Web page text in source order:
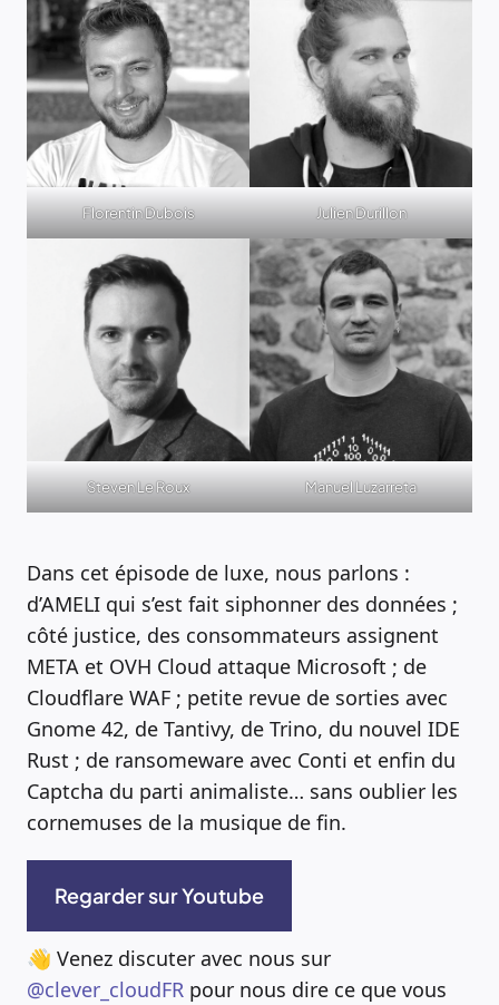
LINK
EMBED
Florentin Dubois Julien Durillon
Steven Le Roux Manuel Luzarreta
Dans cet épisode de luxe, nous parlons :
d’AMELI qui s’est fait siphonner des données ;
côté justice, des consommateurs assignent
META et OVH Cloud attaque Microsoft ; de
Cloudflare WAF ; petite revue de sorties avec
Gnome 42, de Tantivy, de Trino, du nouvel IDE
Rust ; de ransomeware avec Conti et enfin du
Captcha du parti animaliste… sans oublier les
cornemuses de la musique de fin.
Regarder sur Youtube
👋 Venez discuter avec nous sur
@clever_cloudFR pour nous dire ce que vous